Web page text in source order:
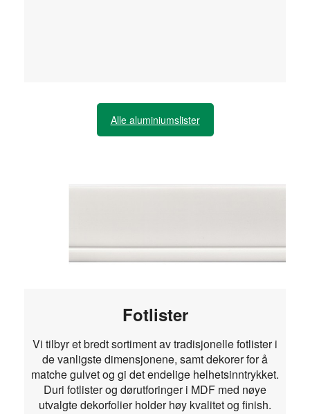
Alle aluminiumslister
Fotlister
Vi tilbyr et bredt sortiment av tradisjonelle fotlister i
de vanligste dimensjonene, samt dekorer for å
matche gulvet og gi det endelige helhetsinntrykket.
Duri fotlister og dørutforinger i MDF med nøye
utvalgte dekorfolier holder høy kvalitet og finish.